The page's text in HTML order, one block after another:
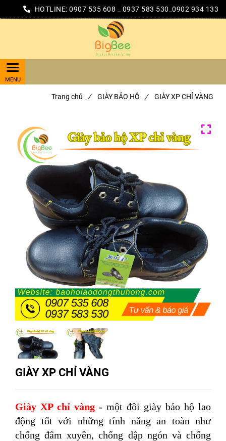
HOTLINE: 0907 535 608 _ 0937 583 530_0902 934 133
Trang chủ / GIÀY BẢO HỘ / GIÀY XP CHỈ VÀNG
GIÀY XP CHỈ VÀNG
Giày XP chỉ vàng - một đôi giày bảo hộ lao
động tốt với những tính năng an toàn như
chống đâm xuyên, chống dập ngón và chống